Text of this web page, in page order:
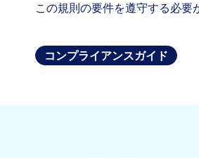
この規則の要件を遵守する必要
コンプライアンスガイド